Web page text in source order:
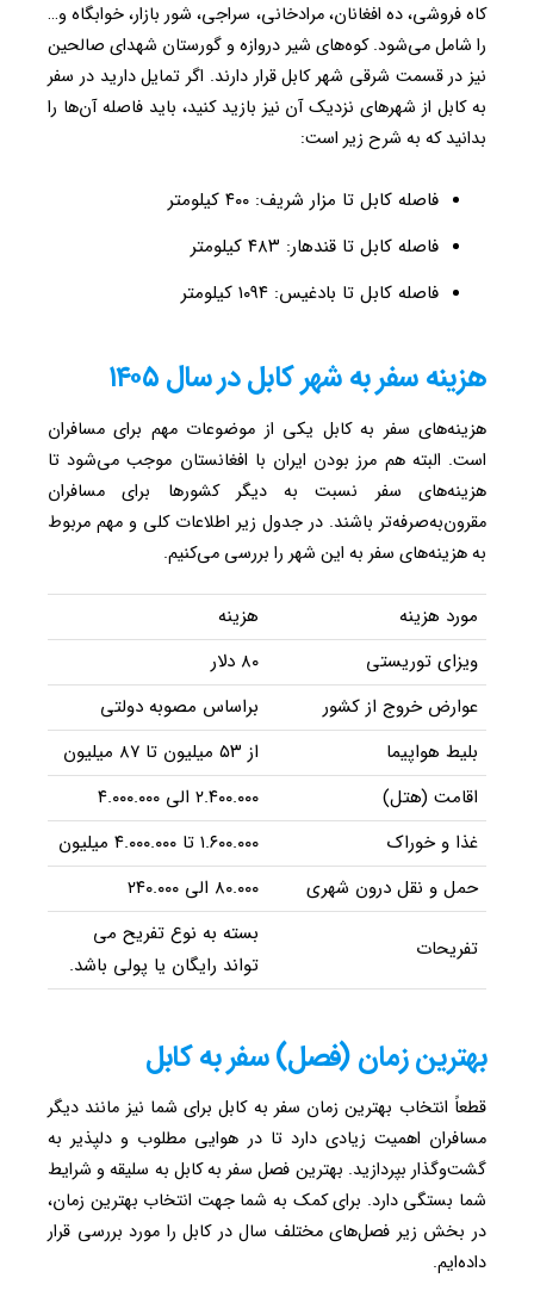
کاه فروشی، ده افغانان، مرادخانی، سراجی، شور بازار، خوابگاه و…
را شامل می‌شود. کوه‌های شیر دروازه و گورستان شهدای صالحین
نیز در قسمت شرقی شهر کابل قرار دارند. اگر تمایل دارید در سفر
به کابل از شهرهای نزدیک آن نیز بازید کنید، باید فاصله آن‌ها را
بدانید که به شرح زیر است:
فاصله کابل تا مزار شریف: ۴۰۰ کیلومتر
فاصله کابل تا قندهار: ۴۸۳ کیلومتر
فاصله کابل تا بادغیس: ۱۰۹۴ کیلومتر
هزینه سفر به شهر کابل در سال ۱۴۰۵
هزینه‌های سفر به کابل یکی از موضوعات مهم برای مسافران
است. البته هم مرز بودن ایران با افغانستان موجب می‌شود تا
هزینه‌های سفر نسبت به دیگر کشورها برای مسافران
مقرون‌به‌صرفه‌تر باشند. در جدول زیر اطلاعات کلی و مهم مربوط
به هزینه‌های سفر به این شهر را بررسی می‌کنیم.
مورد هزینه
هزینه
ویزای توریستی
۸۰ دلار
عوارض خروج از کشور
براساس مصوبه دولتی
بلیط هواپیما
از ۵۳ میلیون تا ۸۷ میلیون
اقامت (هتل)
۲.۴۰۰.۰۰۰ الی ۴.۰۰۰.۰۰۰
غذا و خوراک
۱.۶۰۰.۰۰۰ تا ۴.۰۰۰.۰۰۰ میلیون
حمل و نقل درون شهری
۸۰.۰۰۰ الی ۲۴۰.۰۰۰
تفریحات
بسته به نوع تفریح می
تواند رایگان یا پولی باشد.
بهترین زمان (فصل) سفر به کابل
قطعاً انتخاب بهترین زمان سفر به کابل برای شما نیز مانند دیگر
مسافران اهمیت زیادی دارد تا در هوایی مطلوب و دلپذیر به
گشت‌وگذار بپردازید. بهترین فصل سفر به کابل به سلیقه و شرایط
شما بستگی دارد. برای کمک به شما جهت انتخاب بهترین زمان،
در بخش زیر فصل‌های مختلف سال در کابل را مورد بررسی قرار
داده‌ایم.